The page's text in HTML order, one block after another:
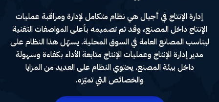
إدارة الإنتاج في أجيال هي نظام متكامل لإدارة ومراقبة عمليات
الإنتاج داخل المصنع، وقد تم تصميمه بأعلى المواصفات التقنية
ليناسب المصانع العامة في السوق المحلية. يسهّل هذا النظام على
مدير إدارة الإنتاج وعمليات الإنتاج متابعة الأداء بكفاءة وسهولة
داخل بيئة المصنع. يحتوي النظام على العديد من المزايا
والخصائص التي تميّزه.